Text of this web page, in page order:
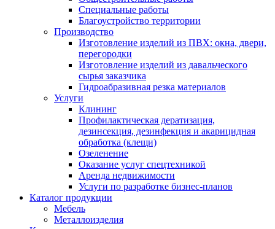
Специальные работы
Благоустройство территории
Производство
Изготовление изделий из ПВХ: окна, двери,
перегородки
Изготовление изделий из давальческого
сырья заказчика
Гидроабразивная резка материалов
Услуги
Клининг
Профилактическая дератизация,
дезинсекция, дезинфекция и акарицидная
обработка (клещи)
Озеленение
Оказание услуг спецтехникой
Аренда недвижимости
Услуги по разработке бизнес-планов
Каталог продукции
Мебель
Металлоизделия